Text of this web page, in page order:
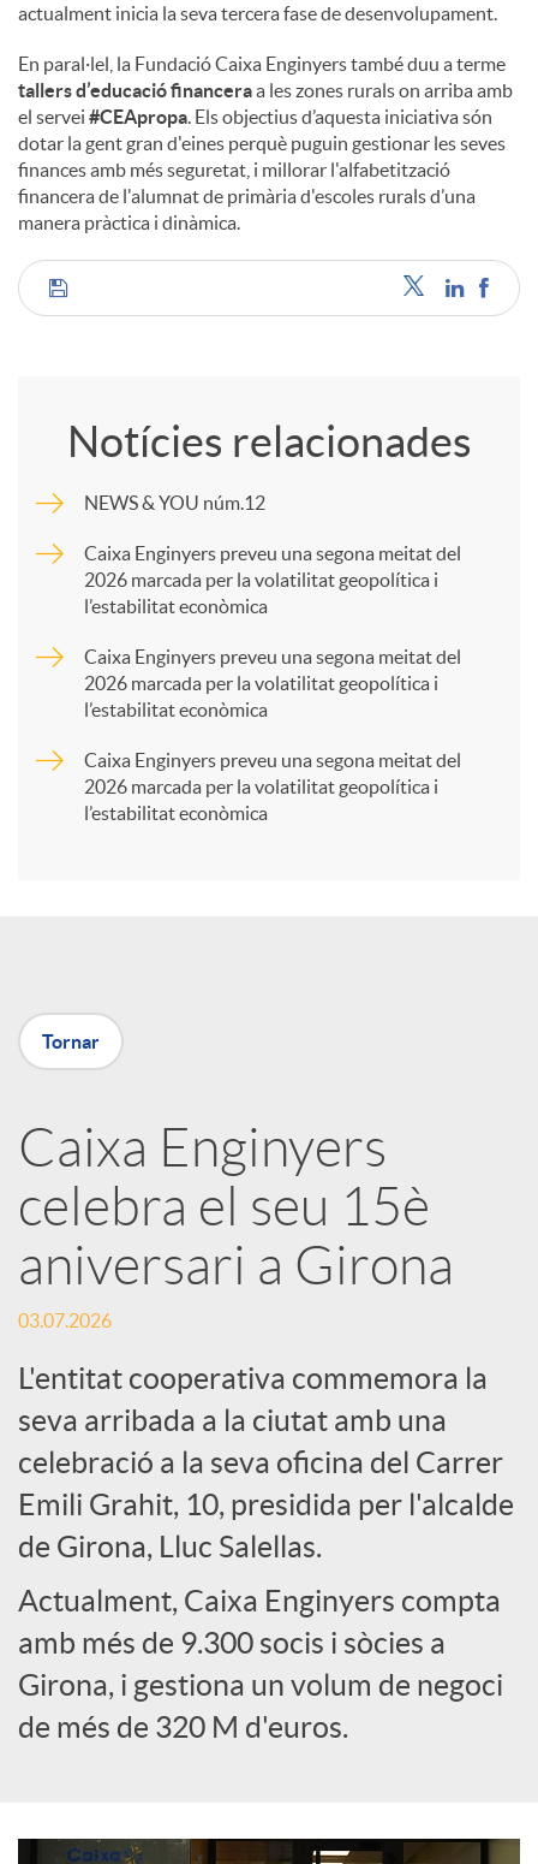
actualment inicia la seva tercera fase de desenvolupament.
En paral·lel, la Fundació Caixa Enginyers també duu a terme
tallers d’educació financeraa les zones rurals on arriba amb
el servei #CEApropa. Els objectius d’aquesta iniciativa són
dotar la gent gran d'eines perquè puguin gestionar les seves
finances amb més seguretat, i millorar l'alfabetització
financera de l'alumnat de primària d'escoles rurals d’una
manera pràctica i dinàmica.
C
m
p
a
a
r
x
e
s
S
o
c
Notícies relacionades
NEWS & YOU núm.12
Caixa Enginyers preveu una segona meitat del
2026 marcada per la volatilitat geopolítica i
l’estabilitat econòmica
Caixa Enginyers preveu una segona meitat del
2026 marcada per la volatilitat geopolítica i
l’estabilitat econòmica
Caixa Enginyers preveu una segona meitat del
2026 marcada per la volatilitat geopolítica i
l’estabilitat econòmica
Tornar
Caixa Enginyers
celebra el seu 15è
aniversari a Girona
03.07.2026
L'entitat cooperativa commemora la
seva arribada a la ciutat amb una
celebració a la seva oficina del Carrer
Emili Grahit, 10, presidida per l'alcalde
de Girona, Lluc Salellas.
Actualment, Caixa Enginyers compta
amb més de 9.300 socis i sòcies a
Girona, i gestiona un volum de negoci
de més de 320 M d'euros.